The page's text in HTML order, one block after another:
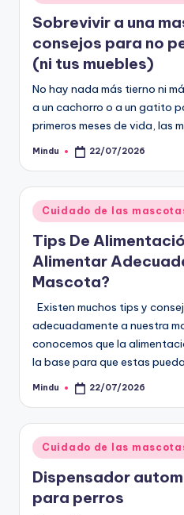
en
Sobrevivir a una
consejos para no
(ni tus muebles)
No hay nada más tierno ni
a un cachorro o a un gatito
primeros meses de vida, las
Publicado
Mindu 22/07/2026
Publicado
en
Cuidado de las
Tips De
Alimentar
Mascota?
Existen muchos tips y
adecuadamente a nuestra
conocemos que la
la base para que estas
Publicado
Mindu 22/07/2026
Publicado
en
Cuidado de las
Dispensador
para perros